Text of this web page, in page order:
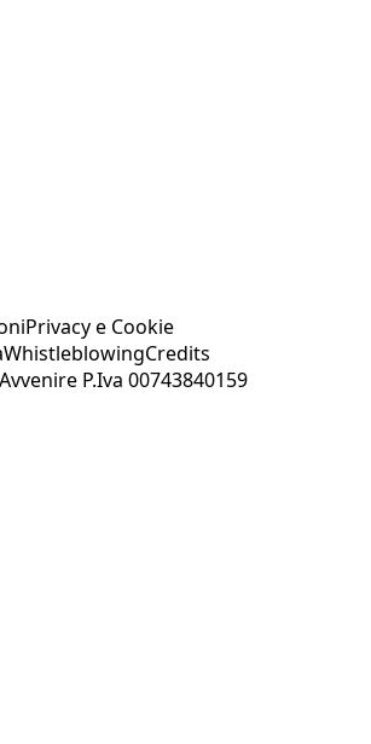
Privacy e Cookie
WhistleblowingCredits
P.Iva 00743840159